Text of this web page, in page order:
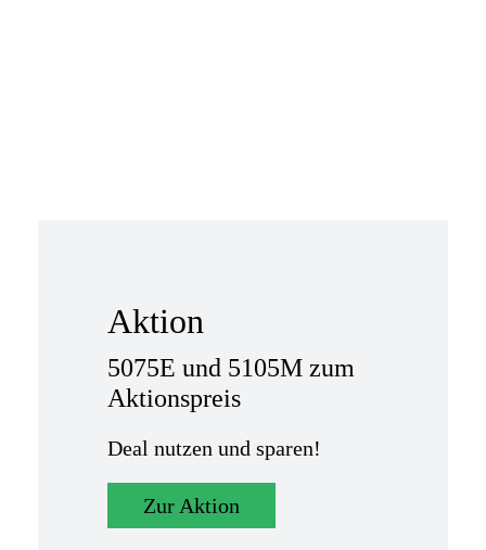
Aktion
5075E und 5105M zum
Aktionspreis
Deal nutzen und sparen!
Zur Aktion